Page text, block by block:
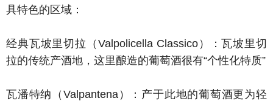
具特色的区域：
经典瓦坡里切拉（Valpolicella Classico）：瓦坡里切
拉的传统产酒地，这里酿造的葡萄酒很有“个性化特质”
瓦潘特纳（Valpantena）：产于此地的葡萄酒更为轻